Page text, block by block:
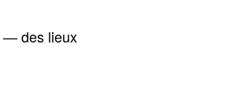
— des lieux